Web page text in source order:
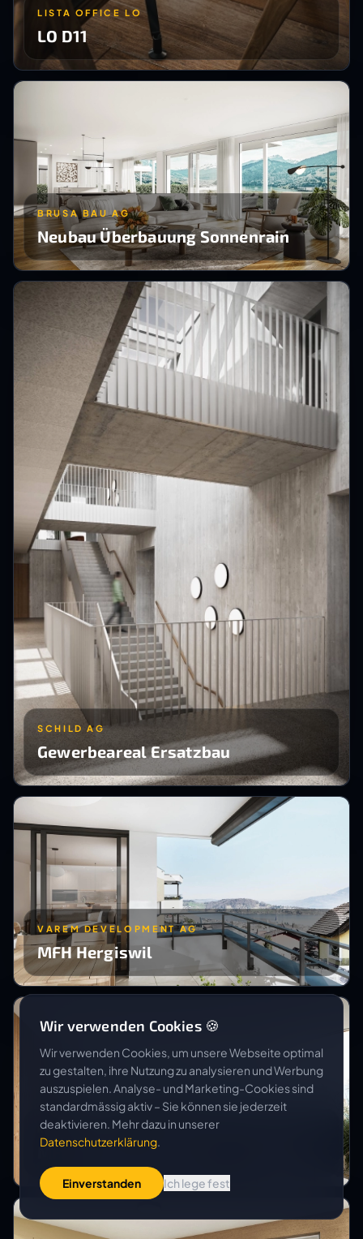
LISTA OFFICE LO
LO D11
BRUSA BAU AG
Neubau Überbauung Sonnenrain
SCHILD AG
Gewerbeareal Ersatzbau
VAREM DEVELOPMENT AG
MFH Hergiswil
RUNDUM ARCHITEKTUR
MFH Täscher
Wir verwenden Cookies 🍪
Wir verwenden Cookies, um unsere Webseite optimal
zu gestalten, ihre Nutzung zu analysieren und Werbung
auszuspielen. Analyse- und Marketing-Cookies sind
standardmässig aktiv – Sie können sie jederzeit
deaktivieren. Mehr dazu in unserer
Datenschutzerklärung.
Einverstanden Ich lege fest